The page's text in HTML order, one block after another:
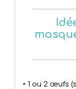
• 1 ou 2 œufs